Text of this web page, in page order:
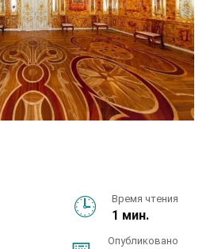
Время чтения
1 мин.
Опубликовано